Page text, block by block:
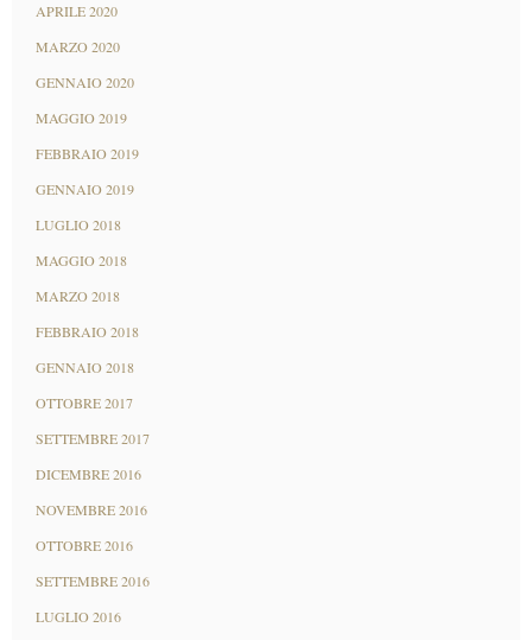
APRILE 2020
MARZO 2020
GENNAIO 2020
MAGGIO 2019
FEBBRAIO 2019
GENNAIO 2019
LUGLIO 2018
MAGGIO 2018
MARZO 2018
FEBBRAIO 2018
GENNAIO 2018
OTTOBRE 2017
SETTEMBRE 2017
DICEMBRE 2016
NOVEMBRE 2016
OTTOBRE 2016
SETTEMBRE 2016
LUGLIO 2016